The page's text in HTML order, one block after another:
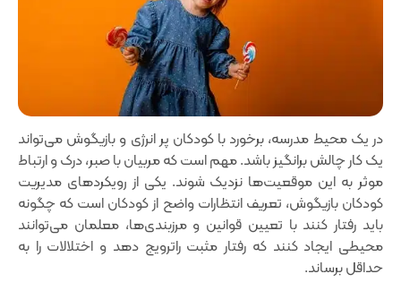
در یک محیط مدرسه‌، برخورد با کودکان پر انرژی و بازیگوش می‌تواند
یک کار چالش برانگیز باشد. مهم است که مربیان با صبر‌، درک و ارتباط
موثر به این موقعیت‌ها نزدیک شوند. یکی از رویکردهای مدیریت
کودکان بازیگوش‌، تعریف انتظارات واضح از کودکان است که چگونه
باید رفتار کنند با تعیین قوانین و مرزبندی‌ها، معلمان می‌توانند
محیطی ایجاد کنند که رفتار مثبت را‌ترویج دهد و اختلالات را به
حداقل برساند.